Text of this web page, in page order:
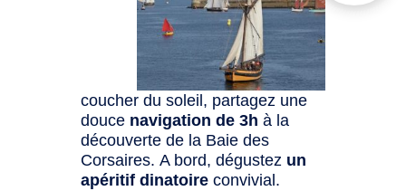
coucher du soleil, partagez une
douce navigation de 3h à la
découverte de la Baie des
Corsaires. A bord, dégustez un
apéritif dinatoire convivial.